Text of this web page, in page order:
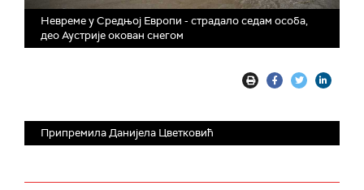
Невреме у Средњој Европи - страдало седам особа,
део Аустрије окован снегом
Припремила Данијела Цветковић